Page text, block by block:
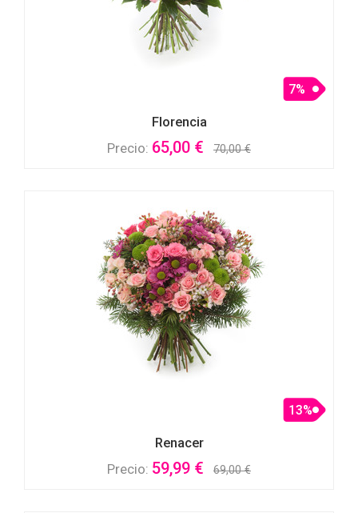
Florencia
7%
Precio: 65,00 € 70,00 €
Renacer
13%
Precio: 59,99 € 69,00 €